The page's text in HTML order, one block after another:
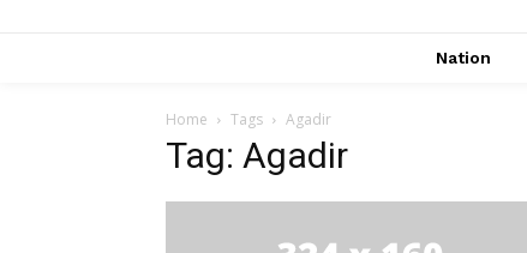
Nation
Home Tags Agadir
Tag: Agadir